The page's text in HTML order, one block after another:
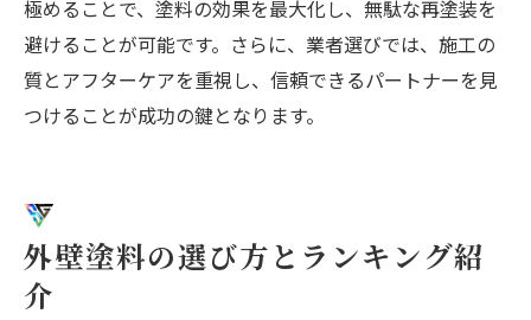
極めることで、塗料の効果を最大化し、無駄な再塗装を
避けることが可能です。さらに、業者選びでは、施工の
質とアフターケアを重視し、信頼できるパートナーを見
つけることが成功の鍵となります。
外壁塗料の選び方とランキング紹
介